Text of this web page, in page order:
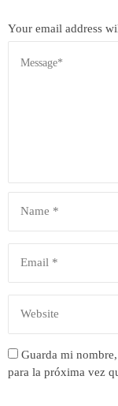
Your email address
Guarda mi
para la próxima vez